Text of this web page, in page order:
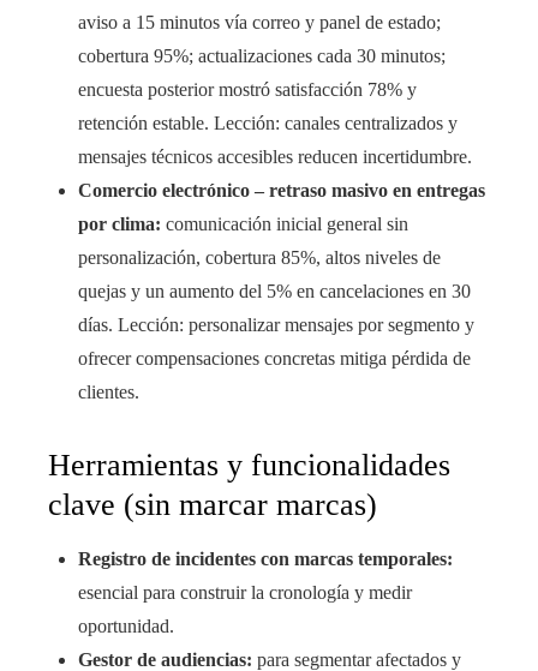
aviso a 15 minutos vía correo y panel de estado;
cobertura 95%; actualizaciones cada 30 minutos;
encuesta posterior mostró satisfacción 78% y
retención estable. Lección: canales centralizados y
mensajes técnicos accesibles reducen incertidumbre.
Comercio electrónico – retraso masivo en entregas
por clima: comunicación inicial general sin
personalización, cobertura 85%, altos niveles de
quejas y un aumento del 5% en cancelaciones en 30
días. Lección: personalizar mensajes por segmento y
ofrecer compensaciones concretas mitiga pérdida de
clientes.
Herramientas y funcionalidades
clave (sin marcar marcas)
Registro de incidentes con marcas temporales:
esencial para construir la cronología y medir
oportunidad.
Gestor de audiencias: para segmentar afectados y